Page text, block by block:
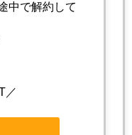
中で解約して
／